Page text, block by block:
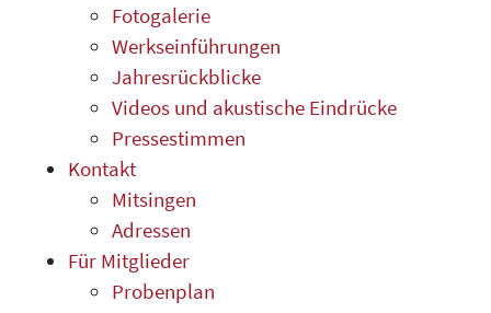
Fotogalerie
Werkseinführungen
Jahresrückblicke
Videos und akustische Eindrücke
Pressestimmen
Kontakt
Mitsingen
Adressen
Für Mitglieder
Probenplan